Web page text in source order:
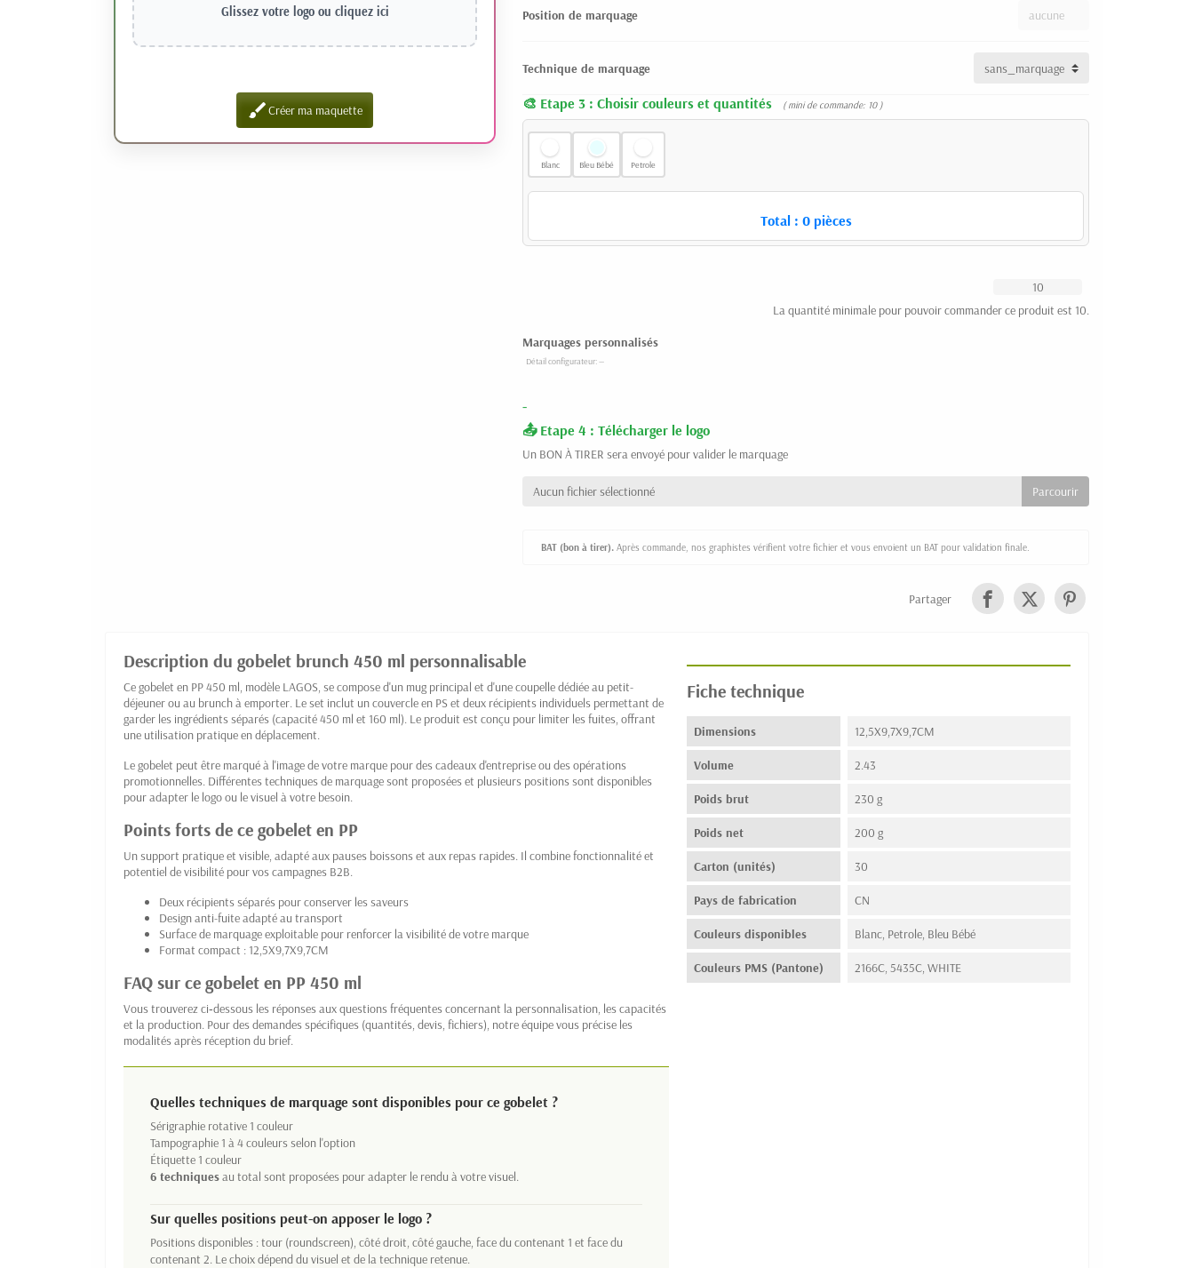
Glissez votre logo ou cliquez ici
brushCréer ma maquette
Position de marquage
Technique de marquage
Etape 3 : Choisir couleurs et quantités ( mini de commande: 10 )
Blanc Bleu Bébé Petrole
Total : 0pièces
La quantité minimale pour pouvoir commander ce produit est 10.
Marquages personnalisés
-
Etape 4 : Télécharger le logo
Un BON À TIRER sera envoyé pour valider le marquage
Aucun fichier sélectionné
BAT (bon à tirer). Après commande, nos graphistes vérifient votre fichier et vous envoient un BAT pour validation finale.
Partager
Description du gobelet brunch 450 ml personnalisable
Ce gobelet en PP 450 ml, modèle LAGOS, se compose d'un mug principal et d'une coupelle dédiée au petit-
déjeuner ou au brunch à emporter. Le set inclut un couvercle en PS et deux récipients individuels permettant de
garder les ingrédients séparés (capacité 450 ml et 160 ml). Le produit est conçu pour limiter les fuites, offrant
une utilisation pratique en déplacement.
Le gobelet peut être marqué à l'image de votre marque pour des cadeaux d'entreprise ou des opérations
promotionnelles. Différentes techniques de marquage sont proposées et plusieurs positions sont disponibles
pour adapter le logo ou le visuel à votre besoin.
Points forts de ce gobelet en PP
Un support pratique et visible, adapté aux pauses boissons et aux repas rapides. Il combine fonctionnalité et
potentiel de visibilité pour vos campagnes B2B.
Deux récipients séparés pour conserver les saveurs
Design anti-fuite adapté au transport
Surface de marquage exploitable pour renforcer la visibilité de votre marque
Format compact : 12,5X9,7X9,7CM
FAQ sur ce gobelet en PP 450 ml
Vous trouverez ci‑dessous les réponses aux questions fréquentes concernant la personnalisation, les capacités
et la production. Pour des demandes spécifiques (quantités, devis, fichiers), notre équipe vous précise les
modalités après réception du brief.
Quelles techniques de marquage sont disponibles pour ce gobelet ?
Sérigraphie rotative 1 couleur
Tampographie 1 à 4 couleurs selon l'option
Étiquette 1 couleur
6 techniquesau total sont proposées pour adapter le rendu à votre visuel.
Sur quelles positions peut-on apposer le logo ?
Positions disponibles : tour (roundscreen), côté droit, côté gauche, face du contenant 1 et face du
contenant 2. Le choix dépend du visuel et de la technique retenue.
Fiche technique
Dimensions 12,5X9,7X9,7CM
Volume 2.43
Poids brut 230 g
Poids net 200 g
Carton (unités) 30
Pays de fabrication CN
Couleurs disponibles Blanc, Petrole, Bleu Bébé
Couleurs PMS (Pantone) 2166C, 5435C, WHITE